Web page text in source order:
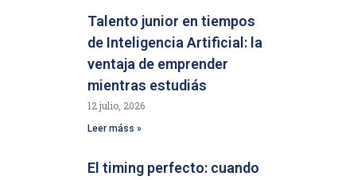
Talento junior en tiempos
de Inteligencia Artificial: la
ventaja de emprender
mientras estudiás
12 julio, 2026
Leer máss »
El timing perfecto: cuando